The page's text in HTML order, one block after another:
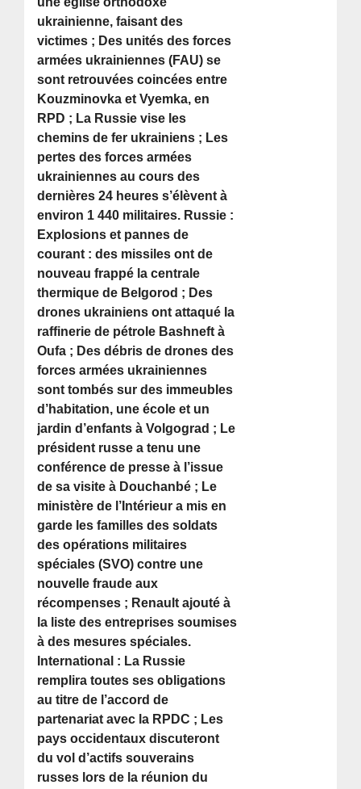
ukrainienne, faisant des
victimes ; Des unités des forces
armées ukrainiennes (FAU) se
sont retrouvées coincées entre
Kouzminovka et Vyemka, en
RPD ; La Russie vise les
chemins de fer ukrainiens ; Les
pertes des forces armées
ukrainiennes au cours des
dernières 24 heures s’élèvent à
environ 1 440 militaires. Russie :
Explosions et pannes de
courant : des missiles ont de
nouveau frappé la centrale
thermique de Belgorod ; Des
drones ukrainiens ont attaqué la
raffinerie de pétrole Bashneft à
Oufa ; Des débris de drones des
forces armées ukrainiennes
sont tombés sur des immeubles
d’habitation, une école et un
jardin d’enfants à Volgograd ; Le
président russe a tenu une
conférence de presse à l’issue
de sa visite à Douchanbé ; Le
ministère de l’Intérieur a mis en
garde les familles des soldats
des opérations militaires
spéciales (SVO) contre une
nouvelle fraude aux
récompenses ; Renault ajouté à
la liste des entreprises soumises
à des mesures spéciales.
International : La Russie
remplira toutes ses obligations
au titre de l’accord de
partenariat avec la RPDC ; Les
pays occidentaux discuteront
du vol d’actifs souverains
russes lors de la réunion du